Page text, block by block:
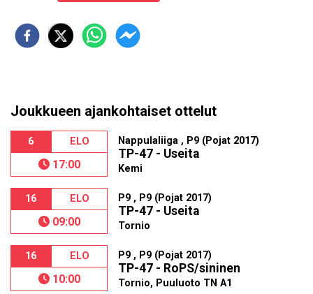
Joukkueen ajankohtaiset ottelut
6 ELO
17:00
Nappulaliiga , P9 (Pojat 2017)
TP-47 - Useita
Kemi
16 ELO
09:00
P9 , P9 (Pojat 2017)
TP-47 - Useita
Tornio
16 ELO
10:00
P9 , P9 (Pojat 2017)
TP-47 - RoPS/sininen
Tornio, Puuluoto TN A1